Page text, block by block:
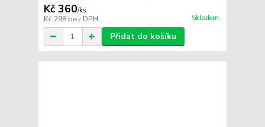
Kč 360/ks
Kč 298 bez DPH Skladem
Přidat do košíku